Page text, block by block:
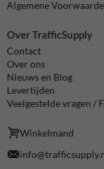
Algemene
Over TrafficSupply
Contact
Over ons
Nieuws en Blog
Levertijden
Veelgestelde vragen /
Winkelmand